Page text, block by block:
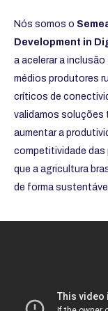
Nós somos o
Development in
a acelerar a
médios produtores
críticos de
validamos soluções
aumentar a
competitividade das
que a agricultura
de forma